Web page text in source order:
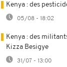
Kenya : des
05/08 - 18:02
Kenya : des
Kizza Besigye
31/07 - 13:00